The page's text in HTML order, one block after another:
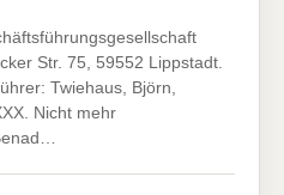
Str. 75, 59552 Lippstadt.
Twiehaus, Björn,
Nicht mehr